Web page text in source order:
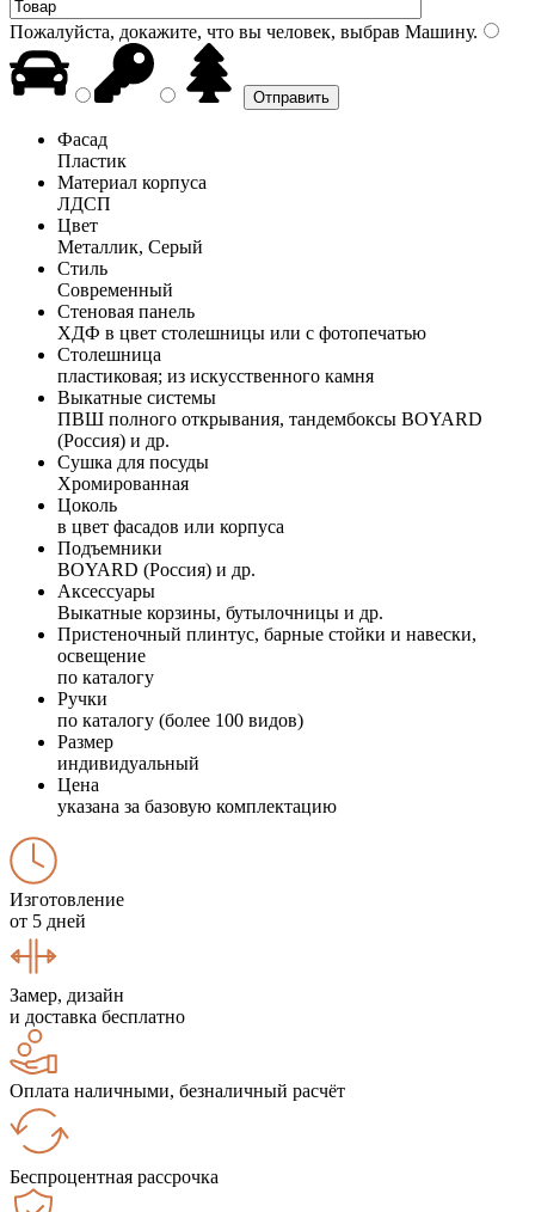
Пожалуйста, докажите, что вы человек, выбрав Машину.
Фасад
Пластик
Материал корпуса
ЛДСП
Цвет
Металлик, Серый
Стиль
Современный
Стеновая панель
ХДФ в цвет столешницы или с фотопечатью
Столешница
пластиковая; из искусственного камня
Выкатные системы
ПВШ полного открывания, тандембоксы BOYARD
(Россия) и др.
Сушка для посуды
Хромированная
Цоколь
в цвет фасадов или корпуса
Подъемники
BOYARD (Россия) и др.
Аксессуары
Выкатные корзины, бутылочницы и др.
Пристеночный плинтус, барные стойки и навески,
освещение
по каталогу
Ручки
по каталогу (более 100 видов)
Размер
индивидуальный
Цена
указана за базовую комплектацию
Изготовление
от 5 дней
Замер, дизайн
и доставка бесплатно
Оплата наличными, безналичный расчёт
Беспроцентная рассрочка